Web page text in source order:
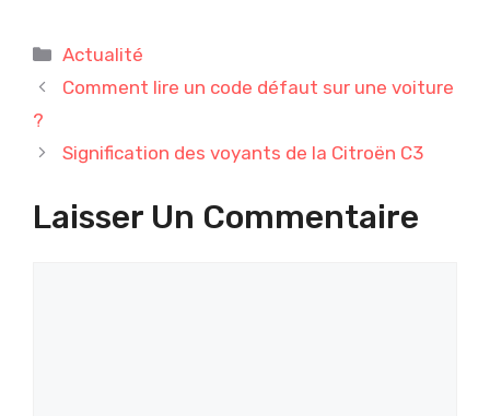
Catégories
Actualité
Comment lire un code défaut sur une voiture
?
Signification des voyants de la Citroën C3
Laisser Un Commentaire